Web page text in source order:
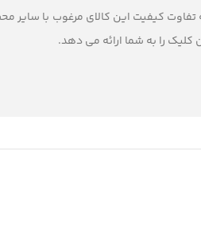
کیفیت این کالای مرغوب با سایر